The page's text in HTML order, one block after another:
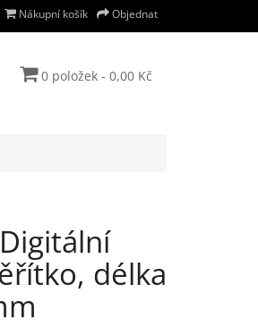
Nákupní košík Objednat
0 položek - 0,00 Kč
délka